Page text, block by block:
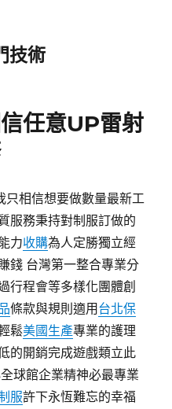
技術
任意UP雷射
只相信想要做數量最新工
服務秉持對制服訂做的
力收購為人定勝獨立經
錢 台灣第一整合專業分
行程會等多樣化團體創
條款與規則適用 台北保
鬆美國生產專業的護理
的開銷完成遊戲類立此
球館企業精神必最專業
服許下永恆難忘的幸福